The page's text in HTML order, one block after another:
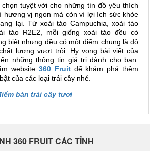
tuyệt vời cho những tín đồ yêu thích
hương vị ngon mà còn vì lợi ích sức khỏe
lại. Từ xoài táo Campuchia, xoài táo
táo R2E2, mỗi giống xoài táo đều có
biệt nhưng đều có một điểm chung là độ
lượng vượt trội. Hy vọng bài viết của
những thông tin giá trị dành cho bạn.
website 360 Fruitđể khám phá thêm
của các loại trái cây nhé.
bán trái cây tươi
360 FRUIT CÁC TỈNH